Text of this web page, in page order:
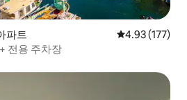
파트 평점 4.93점(5
4.93 (177)
전용 주차장